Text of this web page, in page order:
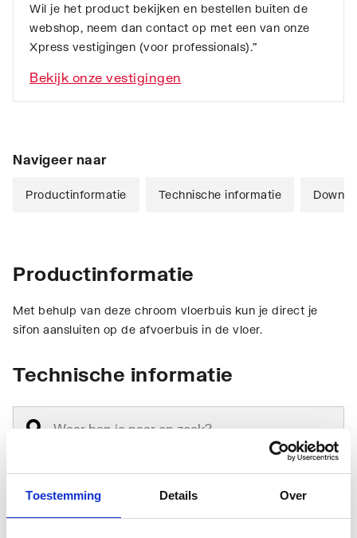
Toestemming Details Over
Wil je het product bekijken en bestellen buiten de
webshop, neem dan contact op met een van onze
Xpress vestigingen (voor professionals).”
Bekijk onze vestigingen
Navigeer naar
Productinformatie Technische informatie
Productinformatie
Met behulp van deze chroom vloerbuis kun je direct je
sifon aansluiten op de afvoerbuis in de vloer.
Technische informatie